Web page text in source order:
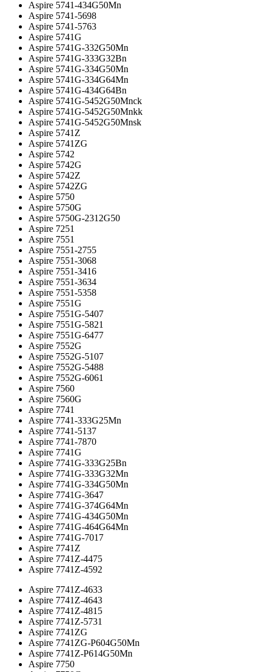
Aspire 5741-434G50Mn
Aspire 5741-5698
Aspire 5741-5763
Aspire 5741G
Aspire 5741G-332G50Mn
Aspire 5741G-333G32Bn
Aspire 5741G-334G50Mn
Aspire 5741G-334G64Mn
Aspire 5741G-434G64Bn
Aspire 5741G-5452G50Mnck
Aspire 5741G-5452G50Mnkk
Aspire 5741G-5452G50Mnsk
Aspire 5741Z
Aspire 5741ZG
Aspire 5742
Aspire 5742G
Aspire 5742Z
Aspire 5742ZG
Aspire 5750
Aspire 5750G
Aspire 5750G-2312G50
Aspire 7251
Aspire 7551
Aspire 7551-2755
Aspire 7551-3068
Aspire 7551-3416
Aspire 7551-3634
Aspire 7551-5358
Aspire 7551G
Aspire 7551G-5407
Aspire 7551G-5821
Aspire 7551G-6477
Aspire 7552G
Aspire 7552G-5107
Aspire 7552G-5488
Aspire 7552G-6061
Aspire 7560
Aspire 7560G
Aspire 7741
Aspire 7741-333G25Mn
Aspire 7741-5137
Aspire 7741-7870
Aspire 7741G
Aspire 7741G-333G25Bn
Aspire 7741G-333G32Mn
Aspire 7741G-334G50Mn
Aspire 7741G-3647
Aspire 7741G-374G64Mn
Aspire 7741G-434G50Mn
Aspire 7741G-464G64Mn
Aspire 7741G-7017
Aspire 7741Z
Aspire 7741Z-4475
Aspire 7741Z-4592
Aspire 7741Z-4633
Aspire 7741Z-4643
Aspire 7741Z-4815
Aspire 7741Z-5731
Aspire 7741ZG
Aspire 7741ZG-P604G50Mn
Aspire 7741Z-P614G50Mn
Aspire 7750